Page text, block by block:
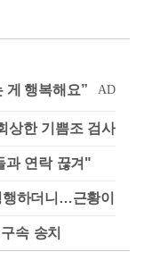
상한 기쁨조 검사
과 연락 끊겨"
하더니…근황이
속 송치